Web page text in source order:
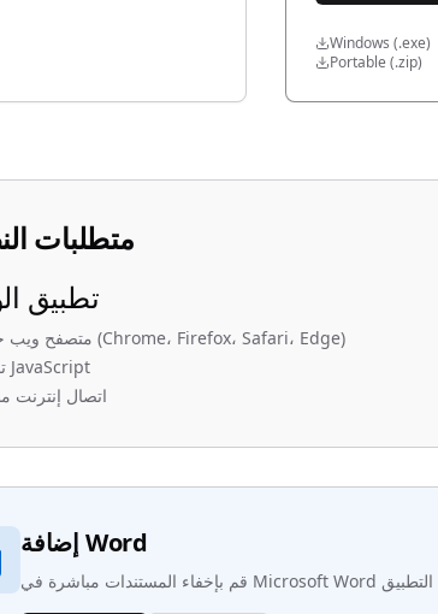
Windows (.exe)
Portable (.zip)
متطلبات
تطبيق
متصفح ويب حديث (Chrome، Firefox، Safari، Edge)
تمكين JavaScript
اتصال إنترنت
إضافة Word